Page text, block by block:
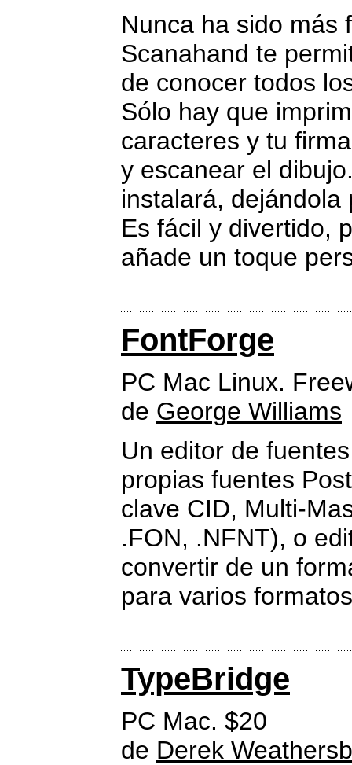
Nunca ha sido más
Scanahand te
de conocer todos
Sólo hay que
caracteres y tu
y escanear el
instalará,
Es fácil y divertido,
añade un toque
FontForge
PC Mac Linux.
de George Williams
Un editor de
propias fuentes
clave CID, Multi-
.FON, .NFNT), o
convertir de un
para varios
TypeBridge
PC Mac. $20
de Derek